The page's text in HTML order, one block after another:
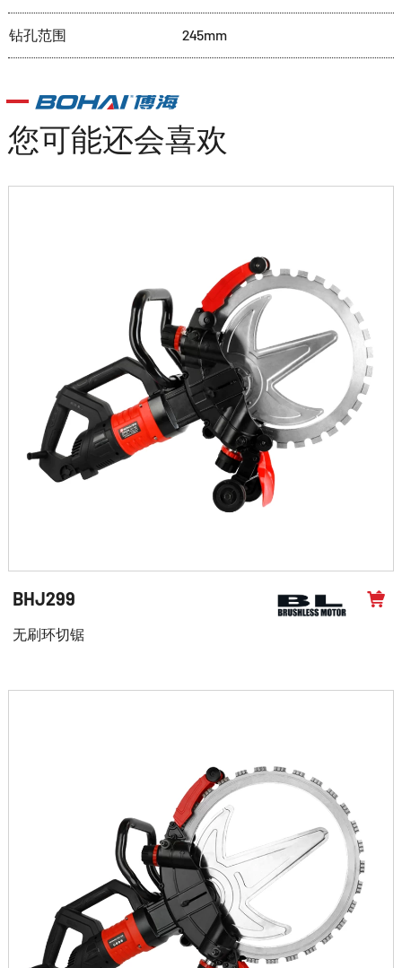
钻孔范围 245mm
您可能还会喜欢
BHJ299
无刷环切锯